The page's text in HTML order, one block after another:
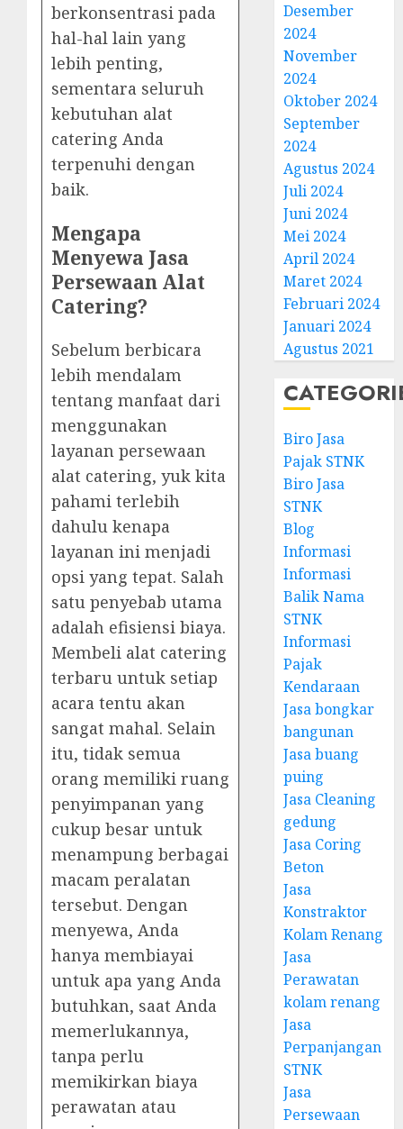
berkonsentrasi pada
hal-hal lain yang
lebih penting,
sementara seluruh
kebutuhan alat
catering Anda
terpenuhi dengan
baik.
Mengapa
Menyewa Jasa
Persewaan Alat
Catering?
Sebelum berbicara
lebih mendalam
tentang manfaat dari
menggunakan
layanan persewaan
alat catering, yuk kita
pahami terlebih
dahulu kenapa
layanan ini menjadi
opsi yang tepat. Salah
satu penyebab utama
adalah efisiensi biaya.
Membeli alat catering
terbaru untuk setiap
acara tentu akan
sangat mahal. Selain
itu, tidak semua
orang memiliki ruang
penyimpanan yang
cukup besar untuk
menampung berbagai
macam peralatan
tersebut. Dengan
menyewa, Anda
hanya membiayai
untuk apa yang Anda
butuhkan, saat Anda
memerlukannya,
tanpa perlu
memikirkan biaya
perawatan atau
Desember
2024
November
2024
Oktober 2024
September
2024
Agustus 2024
Juli 2024
Juni 2024
Mei 2024
April 2024
Maret 2024
Februari 2024
Januari 2024
Agustus 2021
Biro Jasa
Pajak STNK
Biro Jasa
STNK
Blog
Informasi
Informasi
Balik Nama
STNK
Informasi
Pajak
Kendaraan
Jasa bongkar
bangunan
Jasa buang
puing
Jasa Cleaning
gedung
Jasa Coring
Beton
Jasa
Konstraktor
Kolam Renang
Jasa
Perawatan
kolam renang
Jasa
Perpanjangan
STNK
Jasa
Persewaan